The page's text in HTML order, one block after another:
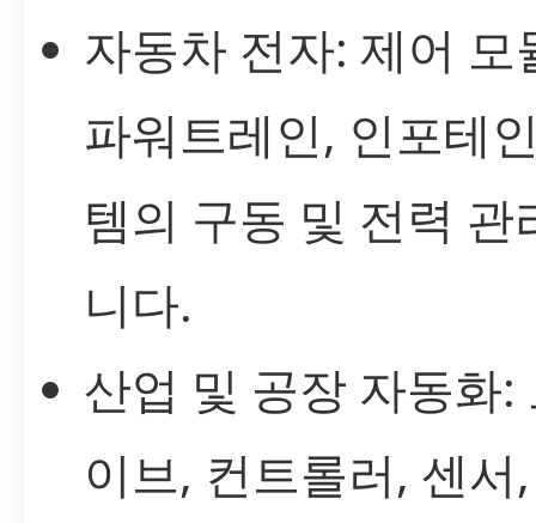
자동차 전자: 제어 모
파워트레인, 인포테
템의 구동 및 전력 관
니다.
산업 및 공장 자동화:
이브, 컨트롤러, 센서